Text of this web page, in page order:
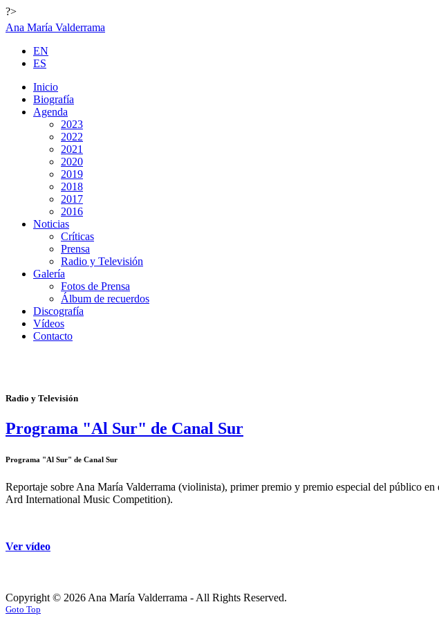
?>
Ana María Valderrama
EN
ES
Inicio
Biografía
Agenda
2023
2022
2021
2020
2019
2018
2017
2016
Noticias
Críticas
Prensa
Radio y Televisión
Galería
Fotos de Prensa
Álbum de recuerdos
Discografía
Vídeos
Contacto
Radio y Televisión
Programa "Al Sur" de Canal Sur
Programa "Al Sur" de Canal Sur
Reportaje sobre Ana María Valderrama (violinista), primer premio y premio especial del público
Ard International Music Competition).
Ver vídeo
Copyright © 2026 Ana María Valderrama - All Rights Reserved.
Goto Top